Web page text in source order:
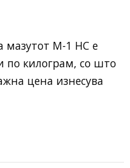
мазутот М-1 НС е
по килограм, со што
цена изнесува